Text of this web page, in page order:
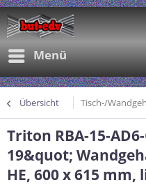
Menü
Übersicht Tisch-/
Triton RBA-15-
19&quot;
HE, 600 x 615 mm,